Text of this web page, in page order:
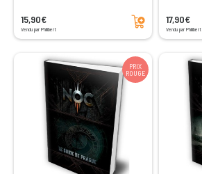
15,90€
Vendu par Philibert
Ajouter au panier 17,90€
Vendu par Philibert
PRIX
ROUGE